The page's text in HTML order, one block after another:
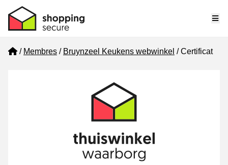
Home
Membres Bruynzeel Keukens webwinkel Certificat